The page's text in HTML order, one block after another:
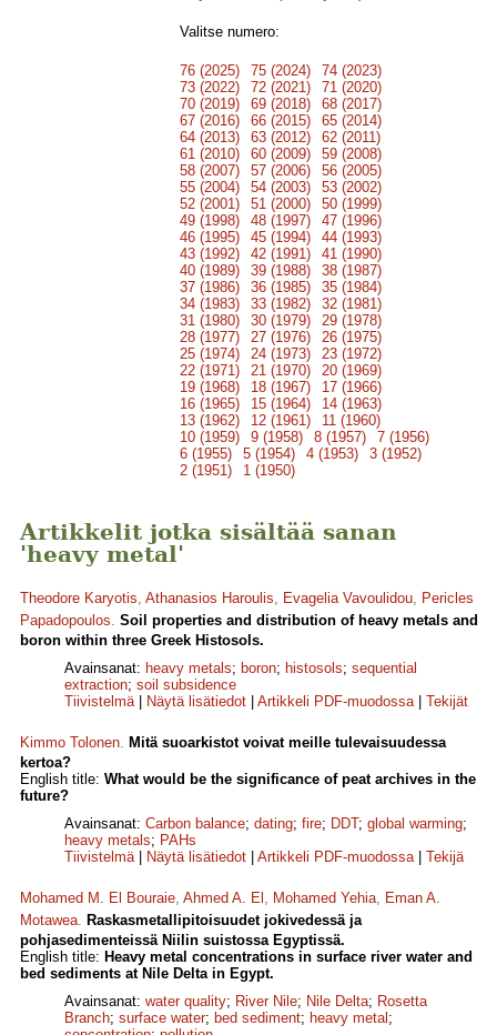
Valitse numero:
76 (2025) 75 (2024)
74 (2023)
73 (2022)
72 (2021)
71 (2020)
70 (2019)
69 (2018)
68 (2017)
67 (2016)
66 (2015)
65 (2014)
64 (2013)
63 (2012)
62 (2011)
61 (2010)
60 (2009)
59 (2008)
58 (2007)
57 (2006)
56 (2005)
55 (2004)
54 (2003)
53 (2002)
52 (2001)
51 (2000)
50 (1999)
49 (1998)
48 (1997)
47 (1996)
46 (1995)
45 (1994)
44 (1993)
43 (1992)
42 (1991)
41 (1990)
40 (1989)
39 (1988)
38 (1987)
37 (1986)
36 (1985)
35 (1984)
34 (1983)
33 (1982)
32 (1981)
31 (1980)
30 (1979)
29 (1978)
28 (1977)
27 (1976)
26 (1975)
25 (1974)
24 (1973)
23 (1972)
22 (1971)
21 (1970)
20 (1969)
19 (1968)
18 (1967)
17 (1966)
16 (1965)
15 (1964)
14 (1963)
13 (1962)
12 (1961)
11 (1960)
10 (1959)
9 (1958) 8 (1957)
7 (1956)
6 (1955)
5 (1954) 4 (1953)
3 (1952)
2 (1951)
1 (1950)
Artikkelit jotka sisältää sanan
'heavy metal'
Theodore Karyotis, Athanasios Haroulis, Evagelia Vavoulidou, Pericles
Papadopoulos. Soil properties and distribution of heavy metals and
boron within three Greek Histosols.
Avainsanat: heavy metals; boron; histosols; sequential
extraction; soil subsidence
Tiivistelmä| Näytä lisätiedot Artikkeli PDF-muodossa| Tekijät
Kimmo Tolonen. Mitä suoarkistot voivat meille tulevaisuudessa
kertoa?
English title: What would be the significance of peat archives in the
future?
Avainsanat: Carbon balance; dating; fire; DDT; global warming;
heavy metals; PAHs
Tiivistelmä| Näytä lisätiedot Artikkeli PDF-muodossa| Tekijä
Mohamed M. El Bouraie, Ahmed A. El , Mohamed Yehia, Eman A.
Motawea. Raskasmetallipitoisuudet jokivedessä ja
pohjasedimenteissä Niilin suistossa Egyptissä.
English title: Heavy metal concentrations in surface river water and
bed sediments at Nile Delta in Egypt.
Avainsanat: water quality; River Nile; Nile Delta; Rosetta
Branch; surface water; bed sediment; heavy metal ;